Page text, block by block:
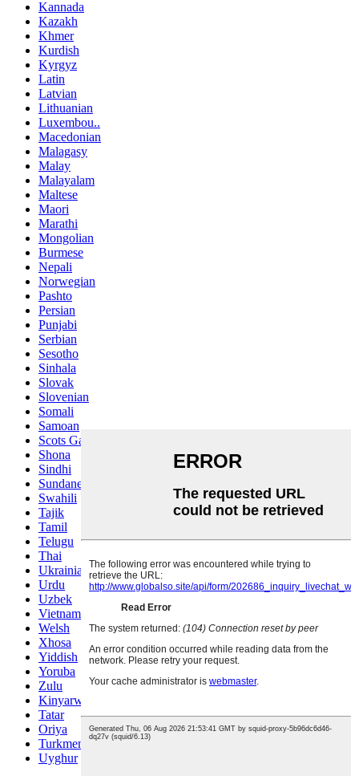
Kannada
Kazakh
Khmer
Kurdish
Kyrgyz
Latin
Latvian
Lithuanian
Luxembou..
Macedonian
Malagasy
Malay
Malayalam
Maltese
Maori
Marathi
Mongolian
Burmese
Nepali
Norwegian
Pashto
Persian
Punjabi
Serbian
Sesotho
Sinhala
Slovak
Slovenian
Somali
Samoan
Scots Gaelic
Shona
Sindhi
Sundanese
Swahili
Tajik
Tamil
Telugu
Thai
Ukrainian
Urdu
Uzbek
Vietnamese
Welsh
Xhosa
Yiddish
Yoruba
Zulu
Kinyarwanda
Tatar
Oriya
Turkmen
Uyghur